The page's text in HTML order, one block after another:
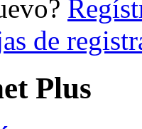
de
Plus